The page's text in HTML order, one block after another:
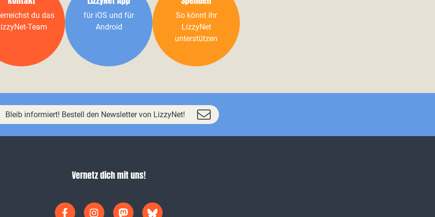
du das
Team
für iOS und für
Android
So könnt ihr
LizzyNet
unterstützen
Bleib informiert! Bestell den Newsletter von LizzyNet!
Vernetz dich mit uns!